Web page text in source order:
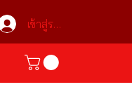
เข้าสู่ระบบ